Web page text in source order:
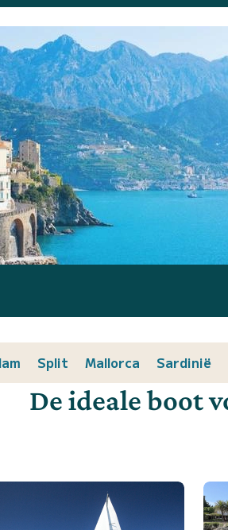
Split Mallorca Sardinië
De ideale boot